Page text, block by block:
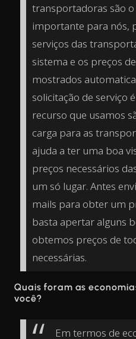
transportadoras são
importante para nós,
serviços das
sistema e os preços
mostrados
solicitação de serviço
recurso que usamos
carga para as
ajuda a ter uma boa
preços necessários
um só lugar. Antes
mails para obter um
basta apertar alguns
obtemos preços de
necessárias.
Quais foram as
você?
Em termos de